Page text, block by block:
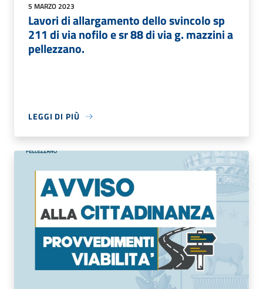
5 MARZO 2023
Lavori di allargamento dello svincolo sp
211 di via nofilo e sr 88 di via g. mazzini a
pellezzano.
LEGGI DI PIÙ